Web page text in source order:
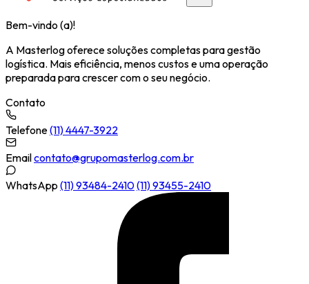
Bem-vindo (a)!
A Masterlog oferece soluções completas para gestão
logística. Mais eficiência, menos custos e uma operação
preparada para crescer com o seu negócio.
Contato
Telefone(11) 4447-3922
Emailcontato@grupomasterlog.com.br
WhatsApp (11) 93484-2410(11) 93455-2410